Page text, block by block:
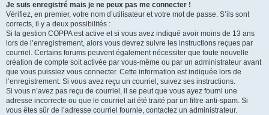
Je suis enregistré mais je ne peux pas me connecter !
Vérifiez, en premier, votre nom d’utilisateur et votre mot de passe. S’ils sont
corrects, il y a deux possibilités :
Si la gestion COPPA est active et si vous avez indiqué avoir moins de 13 ans
lors de l’enregistrement, alors vous devrez suivre les instructions reçues par
courriel. Certains forums peuvent également nécessiter que toute nouvelle
création de compte soit activée par vous-même ou par un administrateur avant
que vous puissiez vous connecter. Cette information est indiquée lors de
l’enregistrement. Si vous avez reçu un courriel, suivez ses instructions.
Si vous n’avez pas reçu de courriel, il se peut que vous ayez fourni une
adresse incorrecte ou que le courriel ait été traité par un filtre anti-spam. Si
vous êtes sûr de l’adresse courriel fournie, contactez un administrateur.